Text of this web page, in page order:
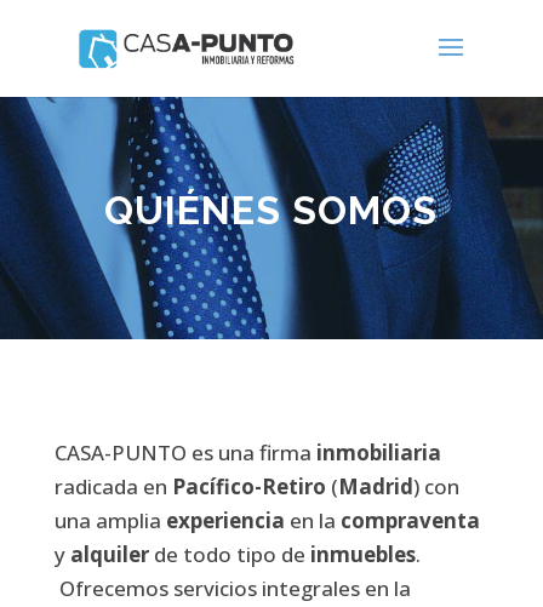
QUIÉNES SOMOS
CASA-PUNTO es una firma inmobiliaria
radicada en Pacífico-Retiro (Madrid) con
una amplia experiencia en la compraventa
y alquilerde todo tipo de inmuebles.
Ofrecemos servicios integrales en la